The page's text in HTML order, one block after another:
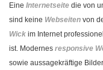
Eine Internetseite die von
sind keine Webseiten von
Wick im Internet
ist. Modernes responsive
sowie aussagekräftige